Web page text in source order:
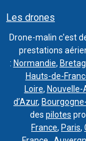
Les drones
Drone-malin c'est
prestations
: Normandie,
Hauts-de-
Loire,
d’Azur,
des pilotes
France, Paris,